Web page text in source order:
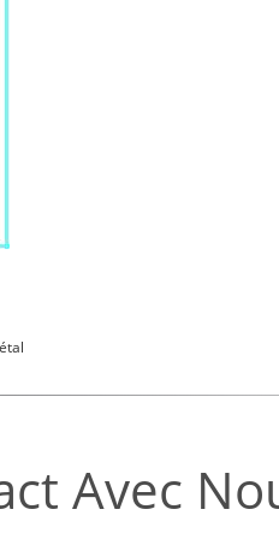
Avec